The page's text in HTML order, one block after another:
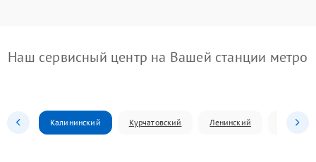
Наш сервисный центр на Вашей станции метро
Калининский Курчатовский Ленинский